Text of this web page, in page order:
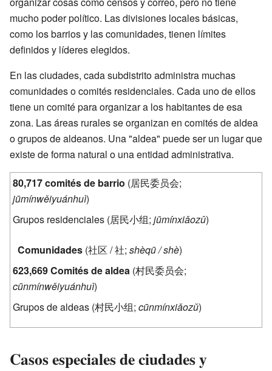
mucho poder político. Las divisiones locales básicas,
como los barrios y las comunidades, tienen límites
definidos y líderes elegidos.
En las ciudades, cada subdistrito administra muchas
comunidades o comités residenciales. Cada uno de ellos
tiene un comité para organizar a los habitantes de esa
zona. Las áreas rurales se organizan en comités de aldea
o grupos de aldeanos. Una "aldea" puede ser un lugar que
existe de forma natural o una entidad administrativa.
80,717 comités de barrio (居民委员会;
jūmínwěiyuánhuì)
Grupos residenciales (居民小组; jūmínxiǎozǔ)
Comunidades (社区 / 社; shèqū / shè)
623,669 Comités de aldea (村民委员会;
cūnmínwěiyuánhuì)
Grupos de aldeas (村民小组; cūnmínxiǎozǔ)
Casos especiales de ciudades y